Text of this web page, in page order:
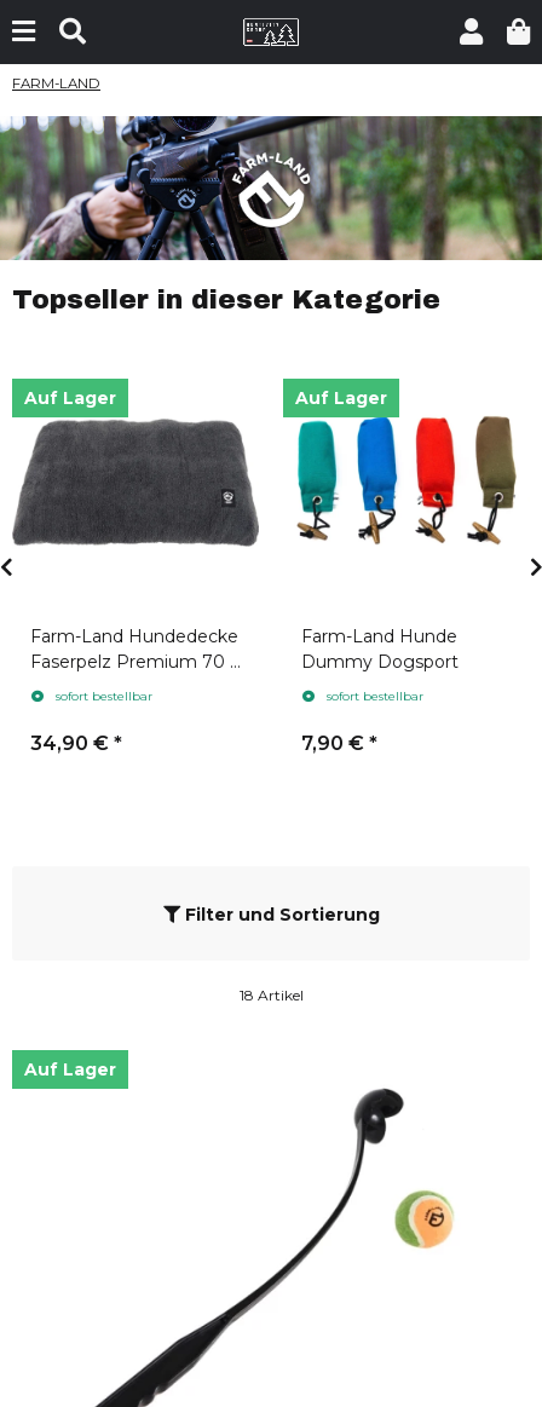
FARM-LAND
Topseller in dieser Kategorie
Auf Lager
Farm-Land Hundedecke
Faserpelz Premium 70 x
100 cm Grau
sofort bestellbar
34,90 € *
Auf Lager
Farm-Land Hunde
Dummy Dogsport
sofort bestellbar
7,90 € *
Filter und Sortierung
18 Artikel
Auf Lager